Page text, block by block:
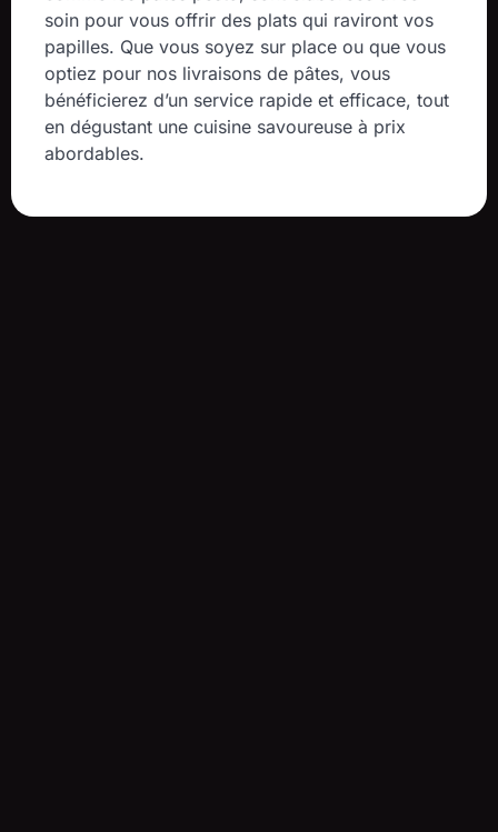
soin pour vous offrir des plats qui raviront vos
papilles. Que vous soyez sur place ou que vous
optiez pour nos livraisons de pâtes, vous
bénéficierez d’un service rapide et efficace, tout
en dégustant une cuisine savoureuse à prix
abordables.